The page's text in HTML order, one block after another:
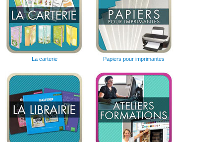
La carterie Papiers pour imprimantes